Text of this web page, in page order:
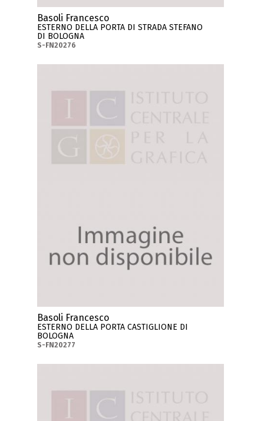
Basoli Francesco
ESTERNO DELLA PORTA DI STRADA STEFANO
DI BOLOGNA
S-FN20276
Basoli Francesco
ESTERNO DELLA PORTA CASTIGLIONE DI
BOLOGNA
S-FN20277